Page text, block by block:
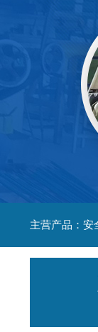
主营产品：安